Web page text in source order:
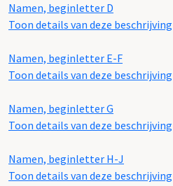
Namen, beginletter D
Toon details van deze beschrijving
Namen, beginletter E-F
Toon details van deze beschrijving
Namen, beginletter G
Toon details van deze beschrijving
Namen, beginletter H-J
Toon details van deze beschrijving